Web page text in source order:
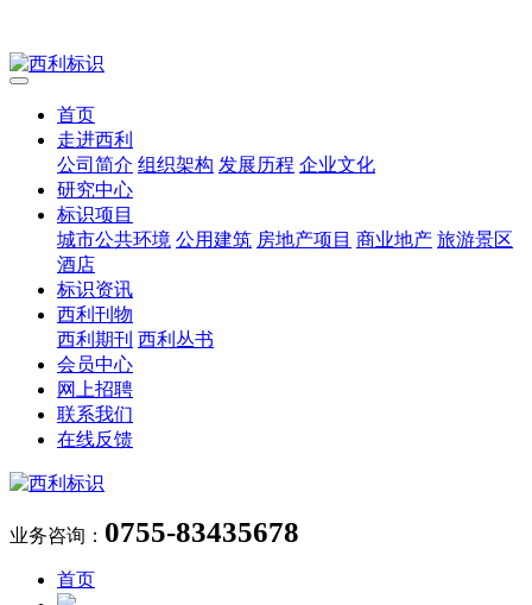
首页
走进西利
公司简介 组织架构 发展历程 企业文化
研究中心
标识项目
城市公共环境 公用建筑 房地产项目 商业地产 旅游景区
酒店
标识资讯
西利刊物
西利期刊 西利丛书
会员中心
网上招聘
联系我们
在线反馈
业务咨询： 0755-83435678
首页